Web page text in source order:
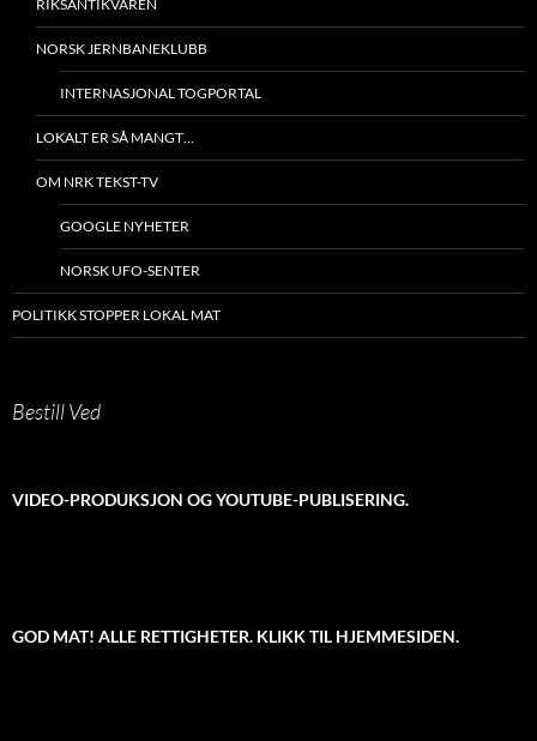
RIKSANTIKVAREN
NORSK JERNBANEKLUBB
INTERNASJONAL TOGPORTAL
LOKALT ER SÅ MANGT…
OM NRK TEKST-TV
GOOGLE NYHETER
NORSK UFO-SENTER
POLITIKK STOPPER LOKAL MAT
Bestill Ved
VIDEO-PRODUKSJON OG YOUTUBE-PUBLISERING.
GOD MAT! ALLE RETTIGHETER. KLIKK TIL HJEMMESIDEN.